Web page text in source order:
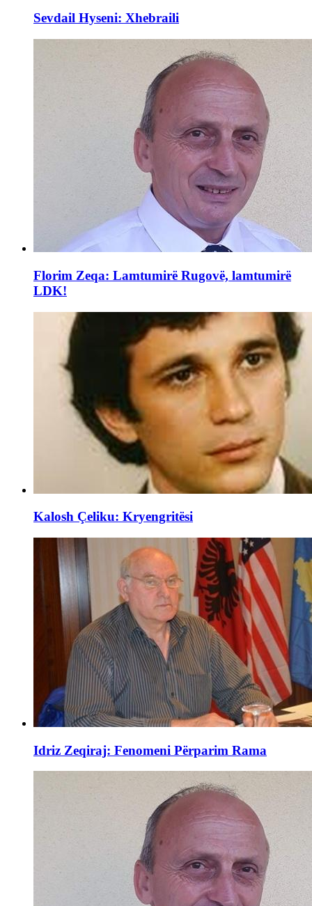
Sevdail Hyseni: Xhebraili
Florim Zeqa: Lamtumirë Rugovë, lamtumirë
LDK!
Kalosh Çeliku: Kryengritësi
Idriz Zeqiraj: Fenomeni Përparim Rama